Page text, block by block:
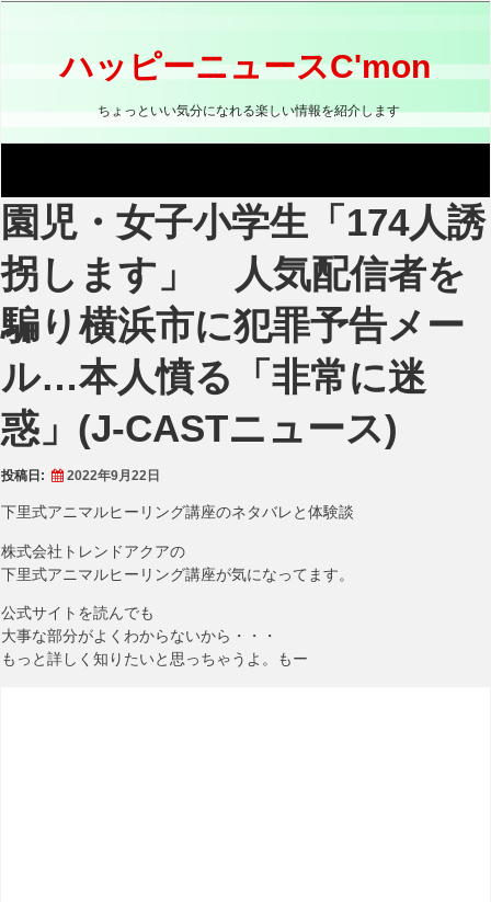
ス
ッ
プ
ハッピーニュースC'mon
ちょっといい気分になれる楽しい情報を紹介します
園児・女子小学生「174人誘
拐します」 人気配信者を
騙り横浜市に犯罪予告メー
ル…本人憤る「非常に迷
惑」(J-CASTニュース)
投稿日: 2022年9月22日
下里式アニマルヒーリング講座のネタバレと体験談
株式会社トレンドアクアの
下里式アニマルヒーリング講座が気になってます。
公式サイトを読んでも
大事な部分がよくわからないから・・・
もっと詳しく知りたいと思っちゃうよ。もー